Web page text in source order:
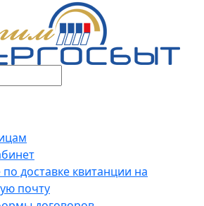
доставке квитанции на
почту